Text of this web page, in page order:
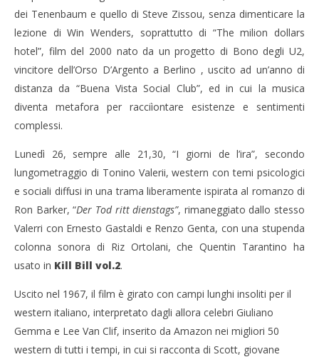
dei Tenenbaum e quello di Steve Zissou, senza dimenticare la
lezione di Win Wenders, soprattutto di “The milion dollars
hotel”, film del 2000 nato da un progetto di Bono degli U2,
vincitore dell’Orso D’Argento a Berlino , uscito ad un’anno di
distanza da “Buena Vista Social Club”, ed in cui la musica
diventa metafora per racciìontare esistenze e sentimenti
complessi.
Lunedì 26, sempre alle 21,30, “I giorni de l’ira”, secondo
lungometraggio di Tonino Valerii, western con temi psicologici
e sociali diffusi in una trama liberamente ispirata al romanzo di
Ron Barker, “Der Tod ritt dienstags”, rimaneggiato dallo stesso
Valerri con Ernesto Gastaldi e Renzo Genta, con una stupenda
colonna sonora di Riz Ortolani, che Quentin Tarantino ha
usato in Kill Bill vol.2.
Uscito nel 1967, il film è girato con campi lunghi insoliti per il
western italiano, interpretato dagli allora celebri Giuliano
Gemma e Lee Van Clif, inserito da Amazon nei migliori 50
western di tutti i tempi, in cui si racconta di Scott, giovane